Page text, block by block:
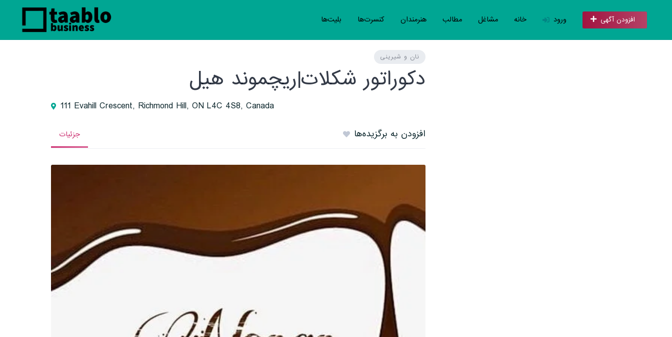
خانه مشاغل مطالب هنرمندان کنسرت‌ها بلیت‌ها ورود افزودن آگهی
نان و شیرینی
دکوراتور شکلات|ریچموند هیل
111 Evahill Crescent, Richmond Hill, ON L4C 4S8, Canada
جزئیات افزودن به برگزیده‌ها